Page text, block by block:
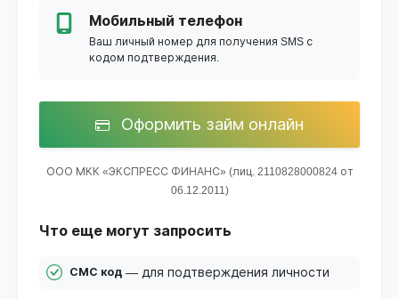
Мобильный телефон
Ваш личный номер для получения SMS с
кодом подтверждения.
Оформить займ онлайн
ООО МКК «ЭКСПРЕСС ФИНАНС» (лиц. 2110828000824 от
06.12.2011)
Что еще могут запросить
СМС код — для подтверждения личности